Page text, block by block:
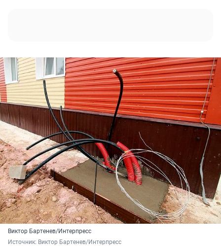
Виктор Бартенев/Интерпресс
Источник: Виктор Бартенев/Интерпресс